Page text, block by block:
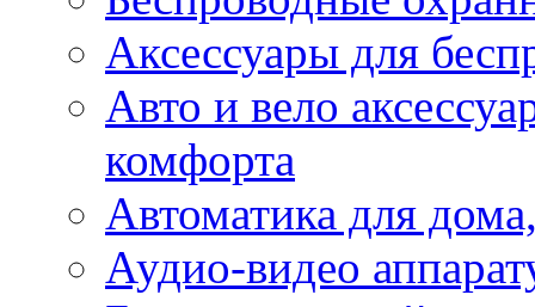
Аксессуары для
Авто и вело
комфорта
Автоматика для
Аудио-видео